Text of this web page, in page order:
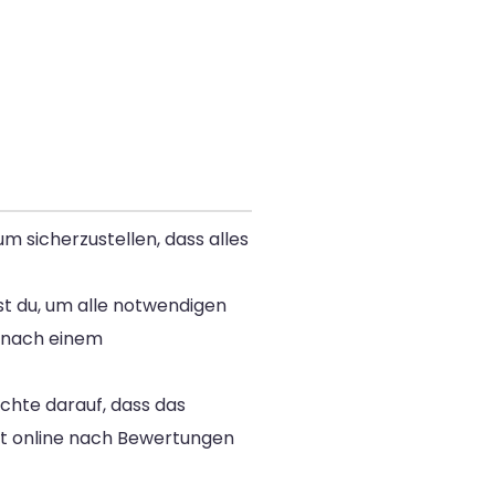
sicherzustellen, dass alles
du, um alle notwendigen
einem
darauf, dass das
online nach Bewertungen